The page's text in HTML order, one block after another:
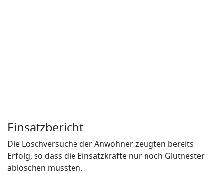
Einsatzbericht
Die Löschversuche der Anwohner zeugten bereits
Erfolg, so dass die Einsatzkräfte nur noch Glutnester
ablöschen mussten.